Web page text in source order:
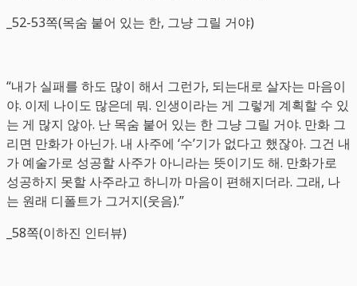
_52-53쪽(목숨 붙어 있는 한, 그냥 그릴 거야)
“내가 실패를 하도 많이 해서 그런가, 되는대로 살자는 마음이
야. 이제 나이도 많은데 뭐. 인생이라는 게 그렇게 계획할 수 있
는 게 많지 않아. 난 목숨 붙어 있는 한 그냥 그릴 거야. 만화 그
리면 만화가 아닌가. 내 사주에 ‘수’기가 없다고 했잖아. 그건 내
가 예술가로 성공할 사주가 아니라는 뜻이기도 해. 만화가로
성공하지 못할 사주라고 하니까 마음이 편해지더라. 그래, 나
는 원래 디폴트가 그거지(웃음).”
_58쪽(이하진 인터뷰)